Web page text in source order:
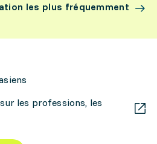
les plus fréquemment
les professions, les